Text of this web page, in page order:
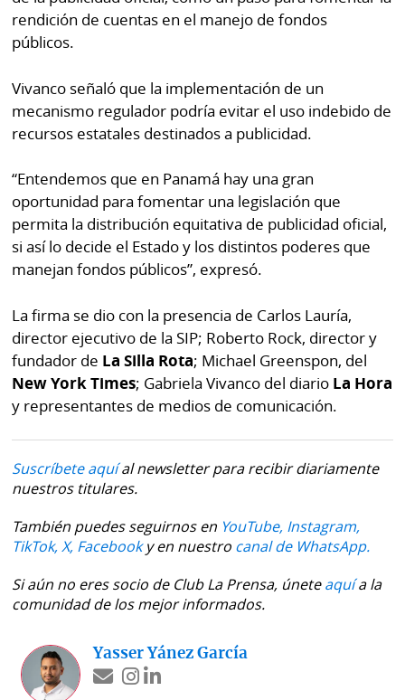
rendición de cuentas en el manejo de fondos
públicos.
Vivanco señaló que la implementación de un
mecanismo regulador podría evitar el uso indebido de
recursos estatales destinados a publicidad.
“Entendemos que en Panamá hay una gran
oportunidad para fomentar una legislación que
permita la distribución equitativa de publicidad oficial,
si así lo decide el Estado y los distintos poderes que
manejan fondos públicos”, expresó.
La firma se dio con la presencia de Carlos Lauría,
director ejecutivo de la SIP; Roberto Rock, director y
fundador de La Silla Rota; Michael Greenspon, del
New York Times; Gabriela Vivanco del diario La Hora
y representantes de medios de comunicación.
Suscríbete aquíal newsletter para recibir diariamente
nuestros titulares.
También puedes seguirnos en YouTube, Instagram,
TikTok, X, Facebooky en nuestro canal de WhatsApp.
Si aún no eres socio de Club La Prensa, úneteaquía la
comunidad de los mejor informados.
Yasser Yánez García